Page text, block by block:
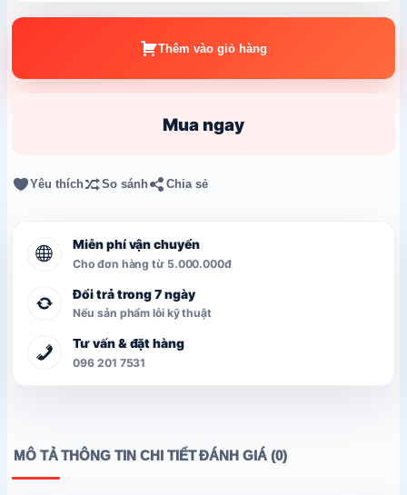
Thêm vào giỏ hàng
Mua ngay
Yêu thích So sánh Chia sẻ
Miễn phí vận chuyển
Cho đơn hàng từ 5.000.000đ
Đổi trả trong 7 ngày
Nếu sản phẩm lỗi kỹ thuật
Tư vấn & đặt hàng
096 201 7531
MÔ TẢTHÔNG TIN CHI TIẾTĐÁNH GIÁ (0)